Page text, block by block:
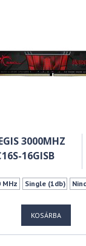
3000MHZ
16GISB
MHz Single (1db)
KOSÁRBA